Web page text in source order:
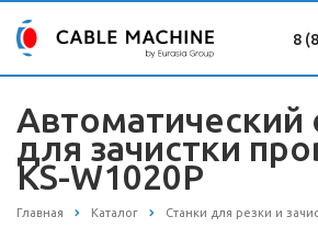
8
Автоматический
для зачистки
KS-W1020P
Главная Каталог Станки для резки и